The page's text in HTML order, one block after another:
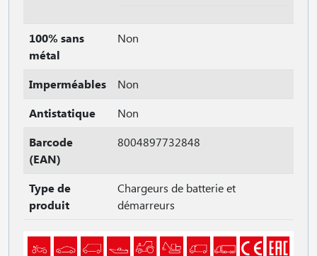
100% sans
métal
Non
Imperméables
Non
Antistatique
Non
Barcode
(EAN)
8004897732848
Type de
produit
Chargeurs de batterie et
démarreurs